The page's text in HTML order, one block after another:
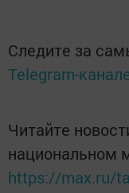
Следите за
Telegram-
Читайте
национальном
https://max.ru/